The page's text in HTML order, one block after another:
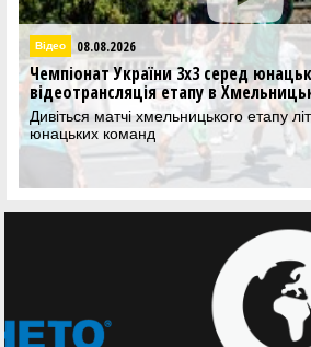
Відео 08.08.2026
Чемпіонат України 3х3 серед
відеотрансляція етапу в
Дивіться матчі хмельницького етапу
юнацьких команд